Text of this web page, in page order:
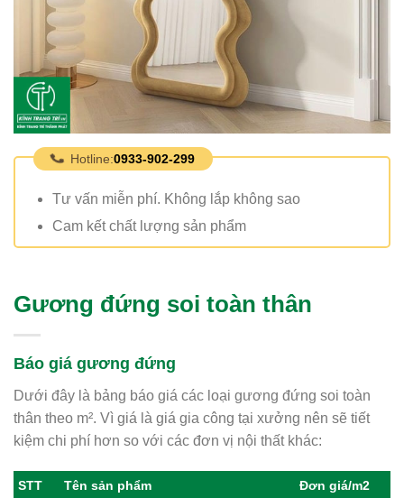
Hotline:0933-902-299
Tư vấn miễn phí. Không lắp không sao
Cam kết chất lượng sản phẩm
Gương đứng soi toàn thân
Báo giá gương đứng
Dưới đây là bảng báo giá các loại gương đứng soi toàn
thân theo m². Vì giá là giá gia công tại xưởng nên sẽ tiết
kiệm chi phí hơn so với các đơn vị nội thất khác:
STT Tên sản phẩm Đơn giá/m2